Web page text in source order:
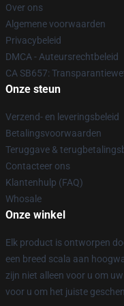
Over ons
Algemene voorwaarden
Privacybeleid
DMCA - Auteursrechtbeleid
CA SB657:
Onze steun
Verzend- en leveringsbeleid
Betalingsvoorwaarden
Teruggave &
Contacteer ons
Klantenhulp (FAQ)
Whosale
Onze winkel
Elk product is ontworpen
een breed scala aan
zijn niet alleen voor u om
voor u om het juiste